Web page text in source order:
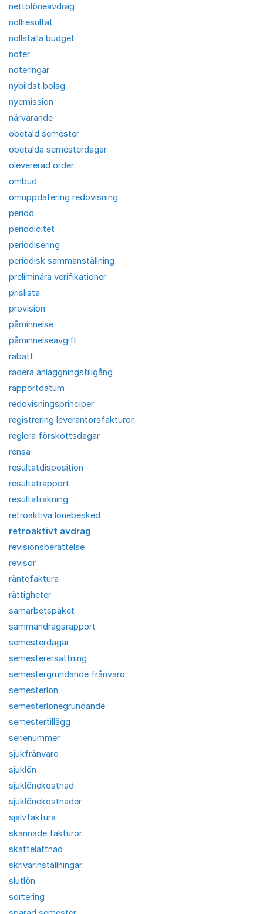
nettolöneavdrag
nollresultat
nollställa budget
noter
noteringar
nybildat bolag
nyemission
närvarande
obetald semester
obetalda semesterdagar
olevererad order
ombud
omuppdatering redovisning
period
periodicitet
periodisering
periodisk sammanställning
preliminära verifikationer
prislista
provision
påminnelse
påminnelseavgift
rabatt
radera anläggningstillgång
rapportdatum
redovisningsprinciper
registrering leverantörsfakturor
reglera förskottsdagar
rensa
resultatdisposition
resultatrapport
resultaträkning
retroaktiva lönebesked
retroaktivt avdrag
revisionsberättelse
revisor
räntefaktura
rättigheter
samarbetspaket
sammandragsrapport
semesterdagar
semesterersättning
semestergrundande frånvaro
semesterlön
semesterlönegrundande
semestertillägg
serienummer
sjukfrånvaro
sjuklön
sjuklönekostnad
sjuklönekostnader
självfaktura
skannade fakturor
skattelättnad
skrivarinställningar
slutlön
sortering